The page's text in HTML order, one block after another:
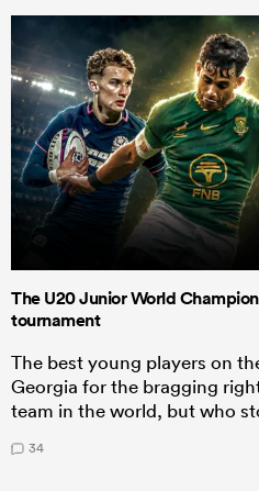
The U20 Junior World
tournament
The best young players on
Georgia for the bragging
team in the world, but who
34